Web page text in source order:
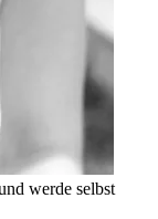
werde selbst